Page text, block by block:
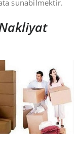
sunabilmektir.